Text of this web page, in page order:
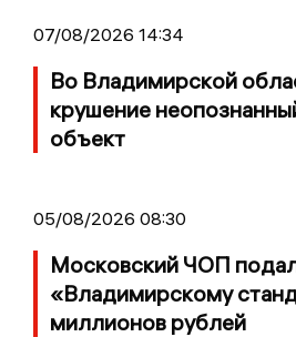
07/08/2026 14:34
Во Владимирской
крушение
объект
05/08/2026 08:30
Московский ЧОП
«Владимирскому
миллионов рублей